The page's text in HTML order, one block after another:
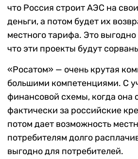
что Россия строит АЭС на
деньги, а потом будет их
местного тарифа. Это
что эти проекты будут
«Росатом» — очень крутая
большими компетенциями. С
финансовой схемы, когда она
фактически за российские
потом дает возможность
потребителям долго
выгодно для потребителей.